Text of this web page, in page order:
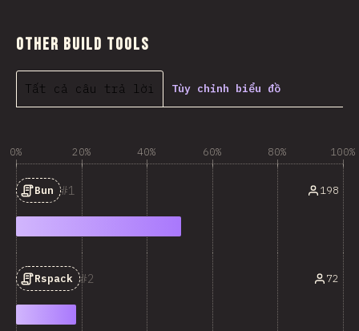
Other Build Tools
Tất cả câu trả lời Tùy chỉnh biểu đồ
0% 20% 40% 60% 80% 100%
1
Bun 198
2
Rspack 72